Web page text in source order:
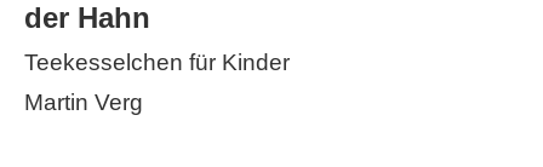
der Hahn
Teekesselchen für Kinder
Martin Verg